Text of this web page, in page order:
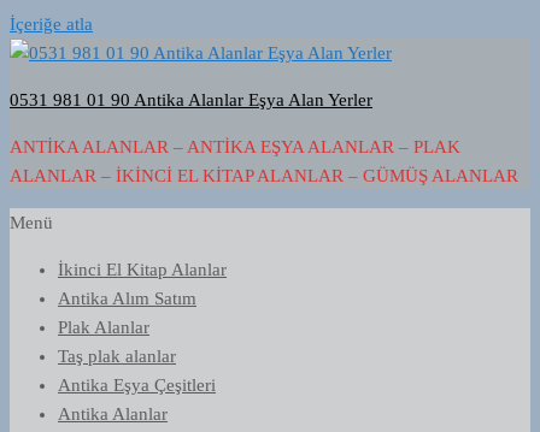
İçeriğe atla
0531 981 01 90 Antika Alanlar Eşya Alan Yerler
ANTIKA ALANLAR – ANTIKA EŞYA ALANLAR – PLAK
ALANLAR – İKINCI EL KITAP ALANLAR – GÜMÜŞ ALANLAR
Menü
İkinci El Kitap Alanlar
Antika Alım Satım
Plak Alanlar
Taş plak alanlar
Antika Eşya Çeşitleri
Antika Alanlar